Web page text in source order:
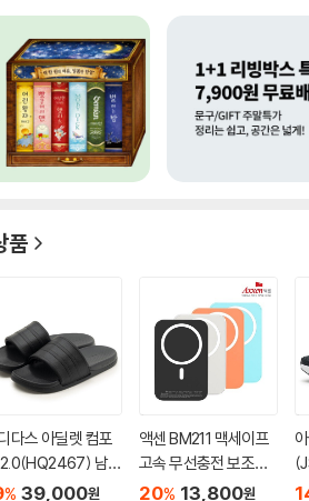
품
다스 아딜렛 컴포
남여
...
% 39,000원
액센 BM211 맥세이프
고속 무선충전 보조배
터리
20% 13,800원